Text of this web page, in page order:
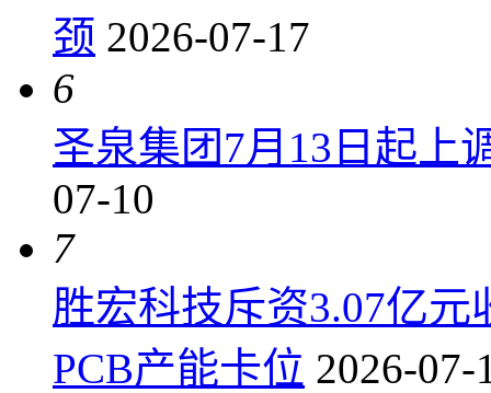
颈 2026-07-17
6
圣泉集团7月13日起上
07-10
7
胜宏科技斥资3.07亿
PCB产能卡位 2026-07-